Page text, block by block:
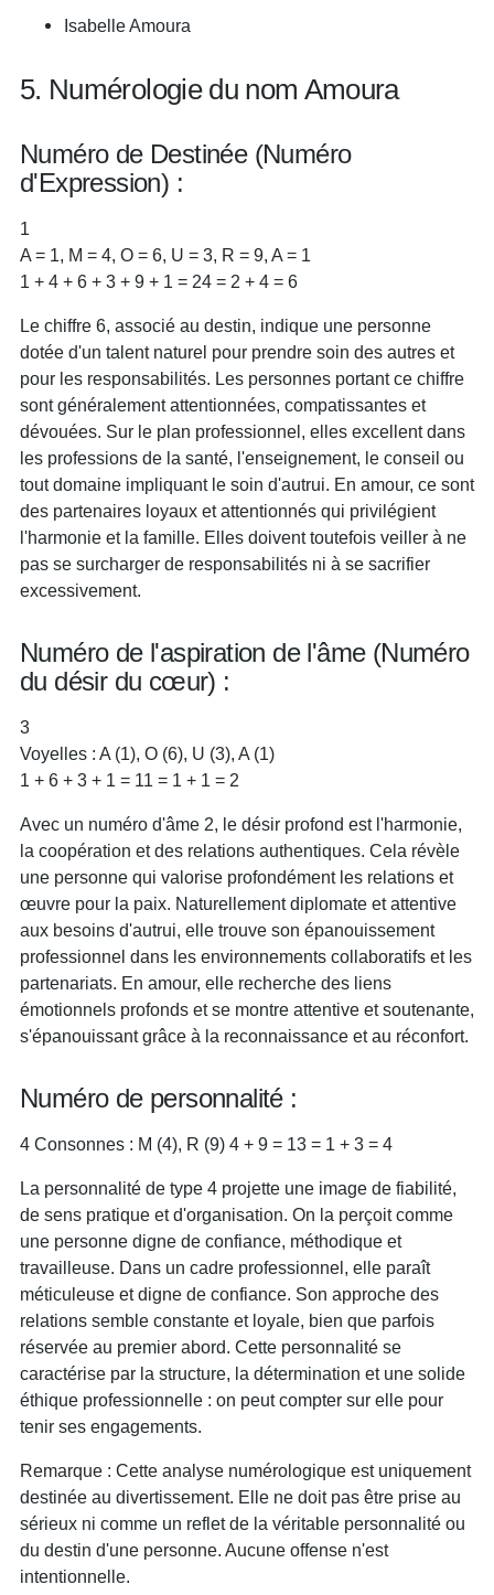
Isabelle Amoura
5. Numérologie du nom Amoura
Numéro de Destinée (Numéro
d'Expression) :
1
A = 1, M = 4, O = 6, U = 3, R = 9, A = 1
1 + 4 + 6 + 3 + 9 + 1 = 24 = 2 + 4 = 6
Le chiffre 6, associé au destin, indique une personne
dotée d'un talent naturel pour prendre soin des autres et
pour les responsabilités. Les personnes portant ce chiffre
sont généralement attentionnées, compatissantes et
dévouées. Sur le plan professionnel, elles excellent dans
les professions de la santé, l'enseignement, le conseil ou
tout domaine impliquant le soin d'autrui. En amour, ce sont
des partenaires loyaux et attentionnés qui privilégient
l'harmonie et la famille. Elles doivent toutefois veiller à ne
pas se surcharger de responsabilités ni à se sacrifier
excessivement.
Numéro de l'aspiration de l'âme (Numéro
du désir du cœur) :
3
Voyelles : A (1), O (6), U (3), A (1)
1 + 6 + 3 + 1 = 11 = 1 + 1 = 2
Avec un numéro d'âme 2, le désir profond est l'harmonie,
la coopération et des relations authentiques. Cela révèle
une personne qui valorise profondément les relations et
œuvre pour la paix. Naturellement diplomate et attentive
aux besoins d'autrui, elle trouve son épanouissement
professionnel dans les environnements collaboratifs et les
partenariats. En amour, elle recherche des liens
émotionnels profonds et se montre attentive et soutenante,
s'épanouissant grâce à la reconnaissance et au réconfort.
Numéro de personnalité :
4 Consonnes : M (4), R (9) 4 + 9 = 13 = 1 + 3 = 4
La personnalité de type 4 projette une image de fiabilité,
de sens pratique et d'organisation. On la perçoit comme
une personne digne de confiance, méthodique et
travailleuse. Dans un cadre professionnel, elle paraît
méticuleuse et digne de confiance. Son approche des
relations semble constante et loyale, bien que parfois
réservée au premier abord. Cette personnalité se
caractérise par la structure, la détermination et une solide
éthique professionnelle : on peut compter sur elle pour
tenir ses engagements.
Remarque : Cette analyse numérologique est uniquement
destinée au divertissement. Elle ne doit pas être prise au
sérieux ni comme un reflet de la véritable personnalité ou
du destin d'une personne. Aucune offense n'est
intentionnelle.